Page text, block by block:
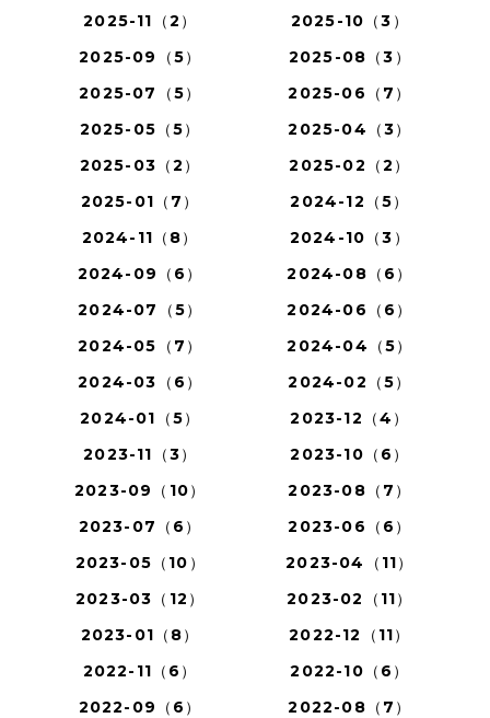
2025-11（2）
2025-10（3）
2025-09（5）
2025-08（3）
2025-07（5）
2025-06（7）
2025-05（5）
2025-04（3）
2025-03（2）
2025-02（2）
2025-01（7）
2024-12（5）
2024-11（8）
2024-10（3）
2024-09（6）
2024-08（6）
2024-07（5）
2024-06（6）
2024-05（7）
2024-04（5）
2024-03（6）
2024-02（5）
2024-01（5）
2023-12（4）
2023-11（3）
2023-10（6）
2023-09（10）
2023-08（7）
2023-07（6）
2023-06（6）
2023-05（10）
2023-04（11）
2023-03（12）
2023-02（11）
2023-01（8）
2022-12（11）
2022-11（6）
2022-10（6）
2022-09（6）
2022-08（7）